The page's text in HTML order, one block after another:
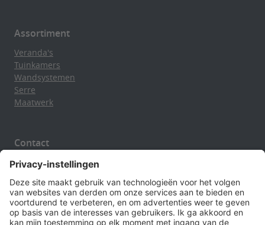
Assortiment
Veranda's
Tuinkamers
Wandsystemen
Serre
Maatwerk
Contact
Over Veranda Broers
Contact en route
Verasol Brochure
Privacyverklaring